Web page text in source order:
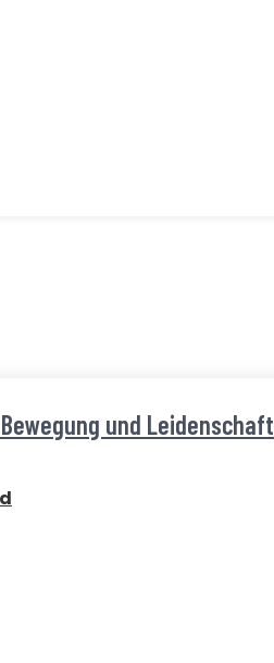
und Leidenschaft